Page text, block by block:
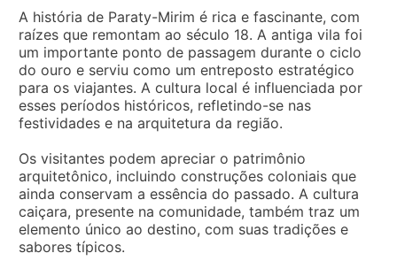
A história de Paraty-Mirim é rica e fascinante, com
raízes que remontam ao século 18. A antiga vila foi
um importante ponto de passagem durante o ciclo
do ouro e serviu como um entreposto estratégico
para os viajantes. A cultura local é influenciada por
esses períodos históricos, refletindo-se nas
festividades e na arquitetura da região.
Os visitantes podem apreciar o patrimônio
arquitetônico, incluindo construções coloniais que
ainda conservam a essência do passado. A cultura
caiçara, presente na comunidade, também traz um
elemento único ao destino, com suas tradições e
sabores típicos.